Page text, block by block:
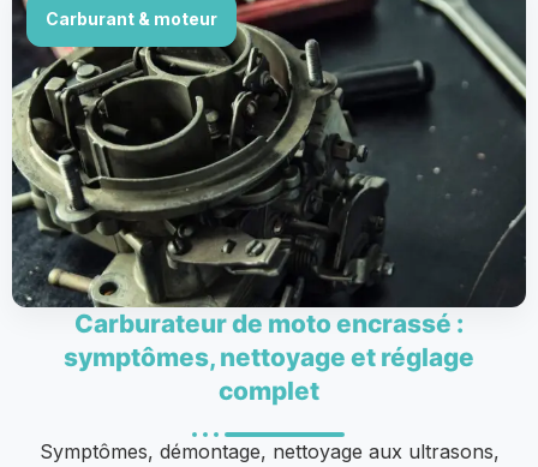
Carburant & moteur
Carburateur de moto encrassé :
symptômes, nettoyage et réglage
complet
Symptômes, démontage, nettoyage aux ultrasons,